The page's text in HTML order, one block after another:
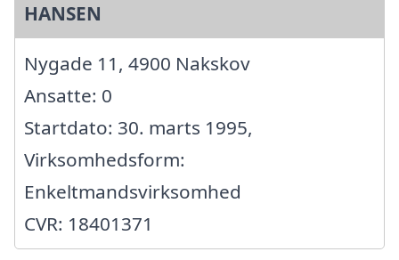
HANSEN
Nygade 11, 4900 Nakskov
Ansatte: 0
Startdato: 30. marts 1995,
Virksomhedsform:
Enkeltmandsvirksomhed
CVR: 18401371